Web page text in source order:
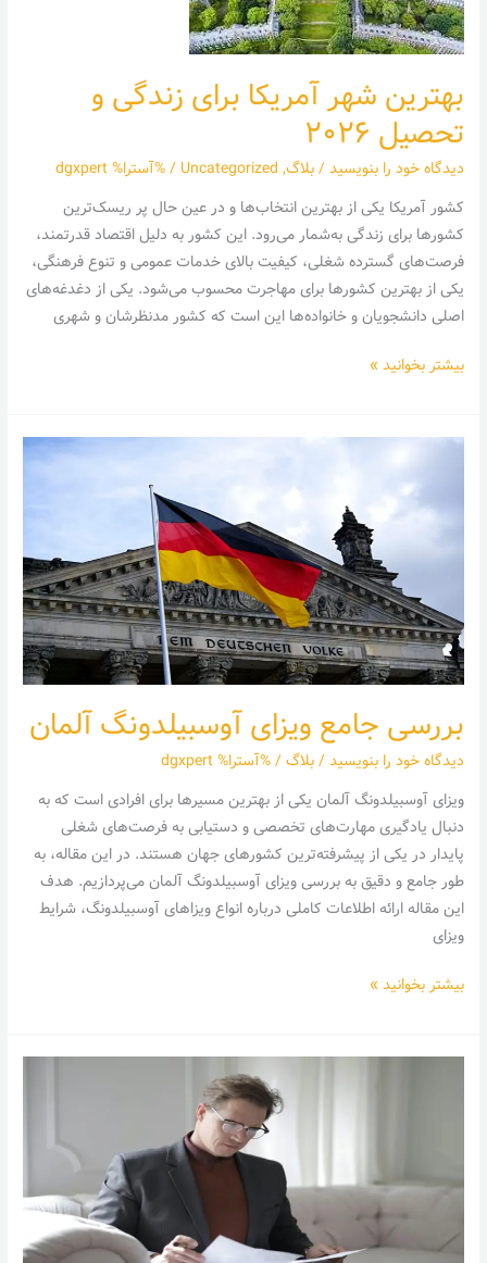
بهترین شهر آمریکا برای زندگی و
تحصیل ۲۰۲۶
دیدگاه‌ خود را بنویسید/بلاگ,
Uncategorized / %آسترا% dgxpert
کشور آمریکا یکی از بهترین‌ انتخاب‌‌ها و در عین حال پر ریسک‌ترین
کشورها برای زندگی به‌شمار می‌رود. این کشور به دلیل اقتصاد قدرتمند،
فرصت‌های گسترده شغلی، کیفیت بالای خدمات عمومی و تنوع فرهنگی،
یکی از بهترین کشور‌ها برای مهاجرت محسوب می‌شود. یکی از دغدغه‌های
اصلی دانشجویان و خانواده‌ها این است که کشور مدنظرشان و شهری
زندگی
و
۲۰۲۶
بیشتر بخوانید »
بررسی جامع ویزای آوسبیلدونگ آلمان
دیدگاه‌ خود را بنویسید/بلاگ/ %آسترا% dgxpert
ویزای آوسبیلدونگ آلمان یکی از بهترین مسیرها برای افرادی است که به
دنبال یادگیری مهارت‌های تخصصی و دستیابی به فرصت‌های شغلی
پایدار در یکی از پیشرفته‌ترین کشورهای جهان هستند. در این مقاله، به
طور جامع و دقیق به بررسی ویزای آوسبیلدونگ آلمان می‌پردازیم. هدف
این مقاله ارائه اطلاعات کاملی درباره انواع ویزاهای آوسبیلدونگ، شرایط
ویزای
بررسی
ویزای
آلمان
بیشتر بخوانید »
فرم